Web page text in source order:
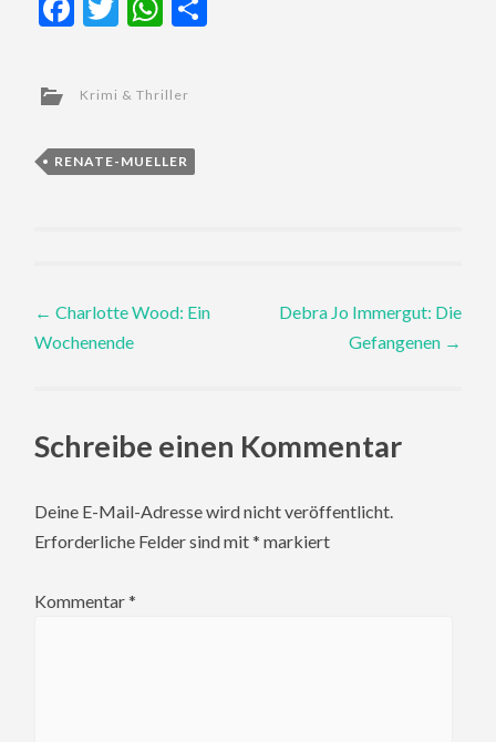
Krimi & Thriller
RENATE-MUELLER
Post
navigation
← Charlotte Wood: Ein
Wochenende
Debra Jo Immergut: Die
Gefangenen →
Schreibe einen Kommentar
Deine E-Mail-Adresse wird nicht veröffentlicht.
Erforderliche Felder sind mit* markiert
Kommentar*